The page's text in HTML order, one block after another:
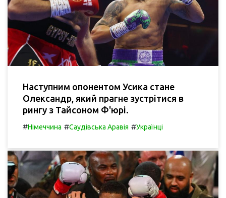
Наступним опонентом Усика стане
Олександр, який прагне зустрітися в
рингу з Тайсоном Ф'юрі.
#Німеччина #Саудівська Аравія #Українці